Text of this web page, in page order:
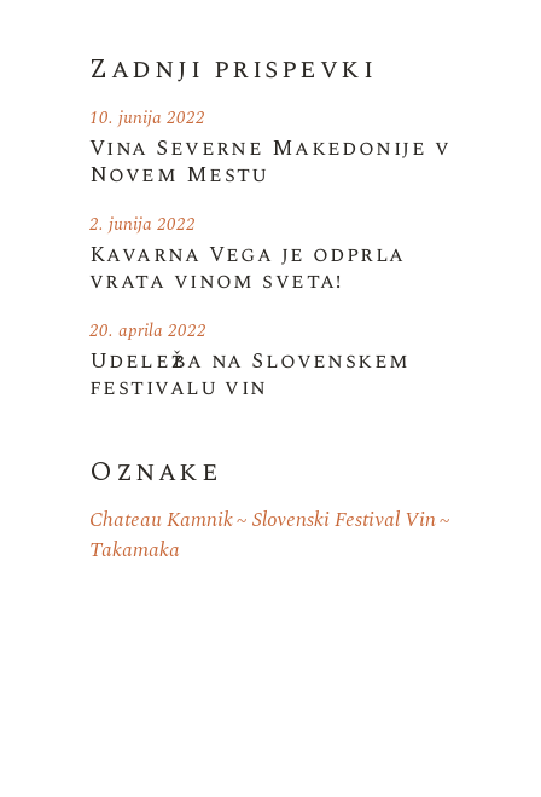
Zadnji prispevki
Vina Severne Makedonije v
Novem Mestu
10. junija 2022
Kavarna Vega je odprla
vrata vinom sveta!
2. junija 2022
Udeležba na Slovenskem
festivalu vin
20. aprila 2022
Oznake
Chateau Kamnik
Slovenski Festival Vin
Takamaka